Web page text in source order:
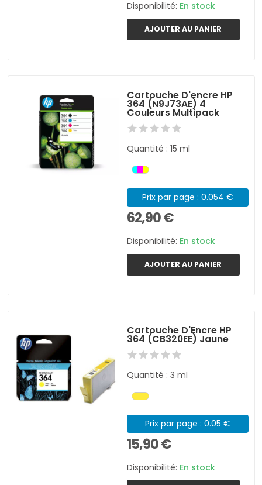
Disponibilité: En stock
AJOUTER AU PANIER
Cartouche D'encre HP
364 (N9J73AE) 4
Couleurs Multipack
Quantité : 15 ml
Prix par page : 0.054 €
62,90 €
Disponibilité: En stock
AJOUTER AU PANIER
Cartouche D'Encre HP
364 (CB320EE) Jaune
Quantité : 3 ml
Prix par page : 0.05 €
15,90 €
Disponibilité: En stock